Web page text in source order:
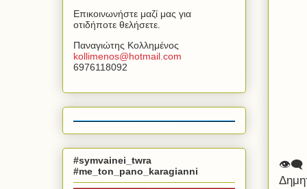
👁‍🗨
Επικοινωνήστε μαζί μας για
οτιδήποτε θελήσετε.
Παναγιώτης Κολλημένος
kollimenos@hotmail com
6976118092
#symvainei_twra
#me_ton_pano_karagianni